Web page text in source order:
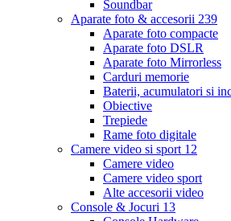
Soundbar
Aparate foto & accesorii 239
Aparate foto compacte
Aparate foto DSLR
Aparate foto Mirrorless
Carduri memorie
Baterii, acumulatori si
Obiective
Trepiede
Rame foto digitale
Camere video si sport 12
Camere video
Camere video sport
Alte accesorii video
Console & Jocuri 13